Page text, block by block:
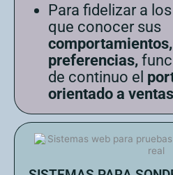
Para fidelizar a
que conocer sus
preferencias,
de continuo el
orientado a